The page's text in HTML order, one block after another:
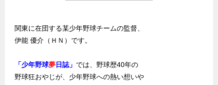
関東に在団する某少年野球チームの監督、
伊能 優介（ＨＮ）です。
「少年野球夢日誌」 では、野球歴40年の
野球狂おやじが、少年野球への熱い想いや